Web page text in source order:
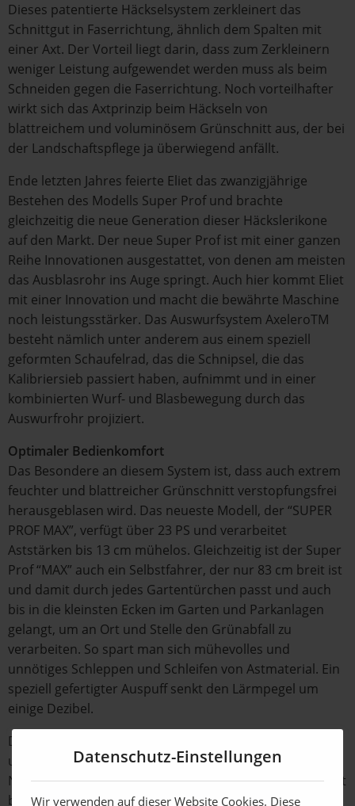
Dieses patentierte Häckselsystem zerkleinert das
Schnittgut in Faserrichtung, ähnlich dem Spalten mit
einer Axt. Der Vorteil liegt darin, dass zum Zerkleinern
weniger Leistung aufgewendet werden muss als beim
Schneiden gegen die Faserrichtung. Noch vorteilhafter
wirkt sich das Axtprinzip beim Häckseln von
blattreichem und voluminösem Grünschnitt aus, der bei
der Landschaftspflege ja überwiegend anfällt.
Ende letzten Jahres feierte Eliet das zwanzigjährige
Bestehen des Modells Super Prof und brachte
gleichzeitig die neue Generation dieser Häckslerikone
auf den Markt. Der neue Super Prof ist mit einer ganzen
Reihe Innovationen ausgestattet, von denen am meisten
das Ausblasrohr ins Auge springt. Auch hier kommt Eliet
mit einer Innovation und macht die bewährte Maschine
noch leistungsstärker. Das Auswurfsystem AxeleroTM
besteht nämlich unter anderem aus einem speziell
geformten Schaufelrad, das die Schnipsel, die das
Kalibriersieb passiert haben, aufnimmt und in einer
kombinierten Wurf- und Blasbewegung durch das
Auswurfrohr projiziert.
Optimaler Bedienkomfort
Das Besondere an diesem System ist, dass auch extrem
feuchter und blattreicher Grünschnitt verstopfungsfrei
herausgeblasen wird. Das neueste Modell, der “SUPER
PROF MAX”, verfügt über 23 PS und verarbeitet
Aststärken bis 13 cm mühelos. Gleichzeitig ist der Super
Prof “MAX” auch ein Selbstfahrer, der nur 83 cm breit ist
und damit durch jedes Gartentürchen passt und auch
bis in die kleinsten Ecken im Garten und Parkanlagen
gelangt, um an Ort und Stelle den Grünabfall zu
verarbeiten. So spart man sich mühevolles und
unnötiges Schleppen und Schleifen von Astmaterial. Ein
speziell gefertigter Auspuff senkt den Lärmpegel um
einige Dezibel.
Der Anwender wird durch modernste Elektronik
unterstützt und bietet dabei optimalen Bedienkomfort.
Neben dem ABM-System (Antimotor-Blockierung) gehört
beim Super Prof MAX das ECO EYETM–System zur
Datenschutz-Einstellungen
Wir verwenden auf dieser Website Cookies. Diese